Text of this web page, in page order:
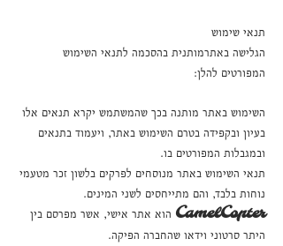
תנאי שימוש
הגלישה באתרמותנית בהסכמה לתנאי השימוש
המפורטים להלן:
השימוש באתר מותנה בכך שהמשתמש יקרא תנאים אלו
בעיון ובקפידה בטרם השימוש באתר, ויעמוד בתנאים
ובמגבלות המפורטים בו.
תנאי השימוש באתר מנוסחים לפרקים בלשון זכר מטעמי
נוחות בלבד, והם מתייחסים לשני המינים.
CamelCopter הוא אתר אישי, אשר מפרסם בין
היתר סרטוני וידאו שהחברה הפיקה.